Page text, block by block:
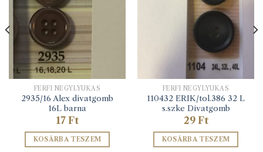
FÉRFI NÉGYLYUKAS
2935/16 Alex divatgomb
16L barna
17 Ft
KOSÁRBA TESZEM
FÉRFI NÉGYLYUKAS
110432 ERIK/tol.386 32 L
s.szke Divatgomb
29 Ft
KOSÁRBA TESZEM